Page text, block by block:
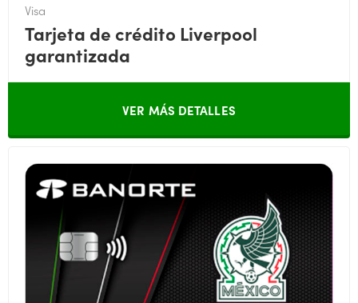
Visa
Tarjeta de crédito Liverpool
garantizada
VER MÁS DETALLES